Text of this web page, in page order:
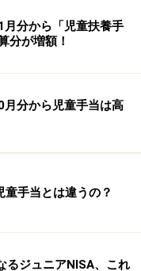
廃止になります
制度となり、年間
期限となるなど制
ながら同時にジュニ
新たな口座開設や、
くなります。
れば2023年中に口
投資をしておく必
分から「児童扶養手
分が増額！
分から児童手当は高
童手当とは違うの？
るジュニアNISA、これ